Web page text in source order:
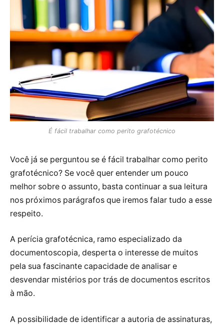
É fácil trabalhar como perito grafotécnico
Você já se perguntou se é fácil trabalhar como perito
grafotécnico? Se você quer entender um pouco
melhor sobre o assunto, basta continuar a sua leitura
nos próximos parágrafos que iremos falar tudo a esse
respeito.
A perícia grafotécnica, ramo especializado da
documentoscopia, desperta o interesse de muitos
pela sua fascinante capacidade de analisar e
desvendar mistérios por trás de documentos escritos
à mão.
A possibilidade de identificar a autoria de assinaturas,